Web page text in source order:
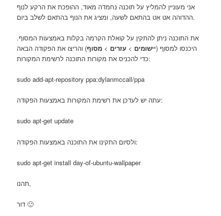
אני מעוניין להמליץ על תוכנה נחמדה מאוד, ההופכת את הרקע לנוף
ההדוהה אט אט בהתאם לשעה, ומציג את הנוף בהתאם לשלב ביום.
את התוכנה ניתן להתקין על קואלת הקרמה בקלות באמצעות המסוף.
היכנסו למסוף (יישומים > עזרים > מסוף) והריצו את הפקודה הבאה
כדי להכניס את מקורות התוכנה לרשימת המקורות:
sudo add-apt-repository ppa:dylanmccall/ppa
עתה יש לעדכן את רשימת המקורות באמצעות הפקודה:
sudo apt-get update
ולסיום התקינו את התוכנה באמצעות הפקודה:
sudo apt-get install day-of-ubuntu-wallpaper
תהנו,
דור 🙂